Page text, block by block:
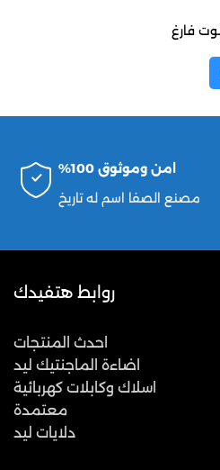
فارغ
امن وموثوق 100%
مصنع الصفا اسم له تاريخ
روابط هتفيدك
احدث المنتجات
اضاءة الماجنتيك ليد
اسلاك وكابلات كهربائية
معتمدة
دلايات ليد